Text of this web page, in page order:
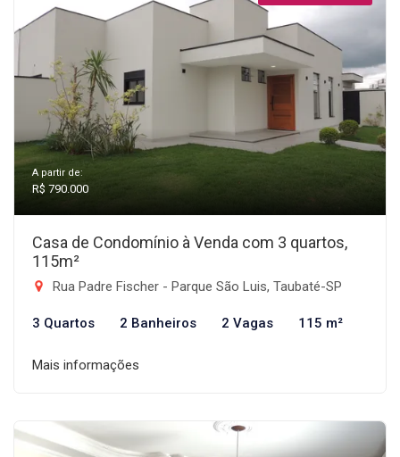
A partir de:
R$ 790.000
Casa de Condomínio à Venda com 3 quartos,
115m²
Rua Padre Fischer - Parque São Luis, Taubaté-SP
3 Quartos 2 Banheiros 2 Vagas 115 m²
Mais informações